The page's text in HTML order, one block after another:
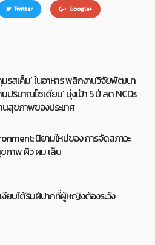
Twitter Google+
มรสเค็ม’ ในอาหาร พลิกงานวิจัยพัฒนา
ปริมาณโซเดียม’ มุ่งเป้า 5 ปี ลด NCDs
สุขภาพของประเทศ
นิยามใหม่ของ การจัดสภาวะ
ภาพ ผิว ผม เล็บ
งียบใต้ริมฝีปากที่ผู้หญิงต้องระวัง